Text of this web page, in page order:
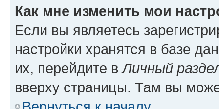
Как мне изменить мои
Если вы являетесь
настройки хранятся в базе
их, перейдите вЛичный
вверху страницы. Там вы